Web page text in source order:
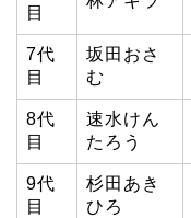
目
7代
目
坂田おさ
む
8代
目
速水けん
たろう
9代
目
杉田あき
ひろ